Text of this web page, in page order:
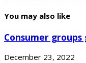
You may also like
Consumer
December 23, 2022